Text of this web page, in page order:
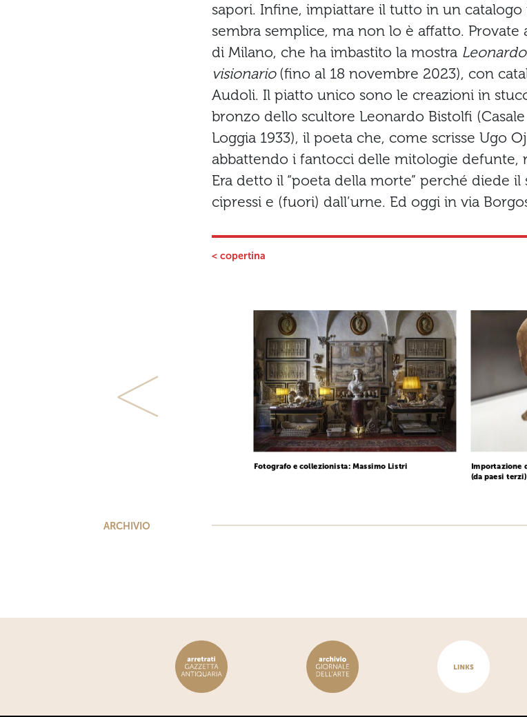
sapori. Infine, impiattare il tutto in un catalogo
sembra semplice, ma non lo è affatto. Provate
di Milano, che ha imbastito la mostra
visionario (fino al 18 novembre 2023), con
Audoli. Il piatto unico sono le creazioni in
bronzo dello scultore Leonardo Bistolfi
Loggia 1933), il poeta che, come scrisse Ugo
abbattendo i fantocci delle mitologie defunte,
Era detto il “poeta della morte” perché diede il
cipressi e (fuori) dall’urne. Ed oggi in via
< copertina
Fotografo e collezionista: Massimo Listri
Importazione
(da paesi terzi)
ARCHIVIO